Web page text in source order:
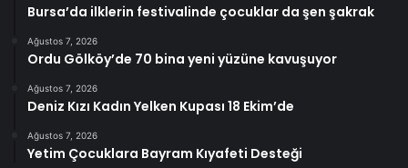
Bursa’da ilklerin festivalinde çocuklar da şen şakrak
Ağustos 7, 2026
Ordu Gölköy’de 70 bina yeni yüzüne kavuşuyor
Ağustos 7, 2026
Deniz Kızı Kadın Yelken Kupası 18 Ekim’de
Ağustos 7, 2026
Yetim Çocuklara Bayram Kıyafeti Desteği